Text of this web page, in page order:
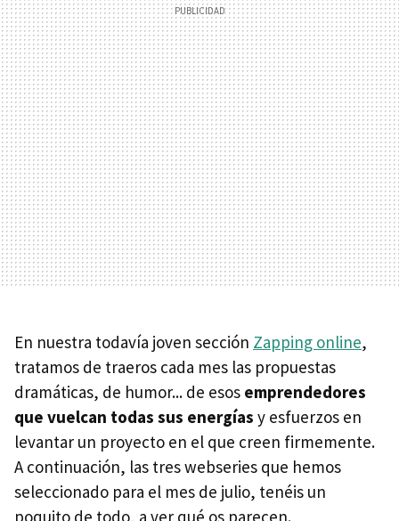
En nuestra todavía joven sección Zapping online,
tratamos de traeros cada mes las propuestas
dramáticas, de humor... de esos emprendedores
que vuelcan todas sus energías y esfuerzos en
levantar un proyecto en el que creen firmemente.
A continuación, las tres webseries que hemos
seleccionado para el mes de julio, tenéis un
poquito de todo, a ver qué os parecen.